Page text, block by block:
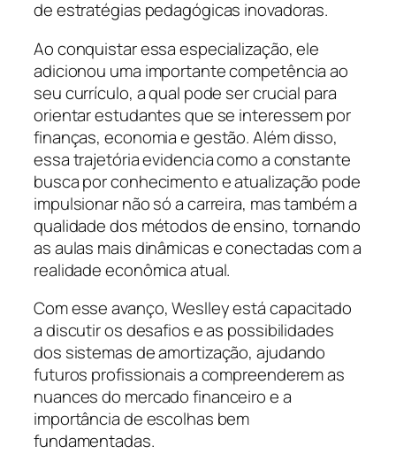
de estratégias pedagógicas inovadoras.
Ao conquistar essa especialização, ele
adicionou uma importante competência ao
seu currículo, a qual pode ser crucial para
orientar estudantes que se interessem por
finanças, economia e gestão. Além disso,
essa trajetória evidencia como a constante
busca por conhecimento e atualização pode
impulsionar não só a carreira, mas também a
qualidade dos métodos de ensino, tornando
as aulas mais dinâmicas e conectadas com a
realidade econômica atual.
Com esse avanço, Weslley está capacitado
a discutir os desafios e as possibilidades
dos sistemas de amortização, ajudando
futuros profissionais a compreenderem as
nuances do mercado financeiro e a
importância de escolhas bem
fundamentadas.